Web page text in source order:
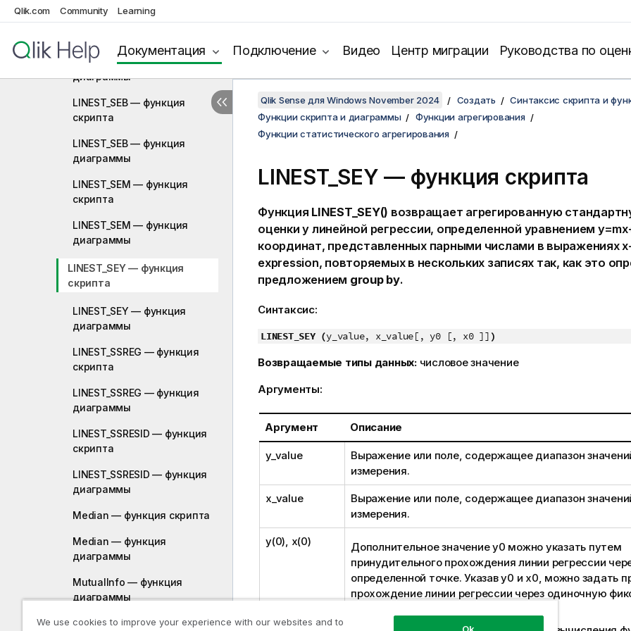
Qlik.com Community Learning
Документация Подключение Видео Центр миграции Руководства по
LINEST_R2 — функция
LINEST_R2 — функция
диаграммы
LINEST_SEB — функция
скрипта
LINEST_SEB — функция
диаграммы
LINEST_SEM — функция
скрипта
LINEST_SEM — функция
диаграммы
LINEST_SEY — функция
скрипта
LINEST_SEY — функция
диаграммы
LINEST_SSREG — функция
скрипта
LINEST_SSREG — функция
диаграммы
LINEST_SSRESID — функция
скрипта
LINEST_SSRESID — функция
диаграммы
Median — функция скрипта
Median — функция
диаграммы
MutualInfo — функция
диаграммы
Skew — функция скрипта
Qlik Sense для Windows November 2024 Создать
Синтаксис скрипта и
Функции скрипта и диаграммы
Функции агрегирования
Функции статистического агрегирования
LINEST_SEY — функция скрипта
Функция LINEST_SEY() возвращает агрегированную
оценкиy линейной регрессии, определенной уравнением
координат, представленных парными числами в выражениях
expression, повторяемых в нескольких записях так, как это
предложением group by.
Синтаксис:
LINEST_SEY (y_value, x_value[, y0 [, x0 ]] )
Возвращаемые типы данных: числовое значение
Аргументы:
Аргумент Описание
y_value Выражение или поле, содержащее диапазон
измерения.
x_value Выражение или поле, содержащее диапазон
измерения.
y(0), x(0) Дополнительное значениеy0 можно указать путем
принудительного прохождения линии регрессии
определенной точке. Указавy0 и x0, можно задать
прохождение линии регрессии через одиночную
We use cookies to improve your experience with our websites and to